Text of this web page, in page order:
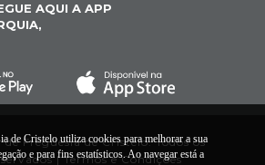
AQUI A APP
Freguesia de Cristelo. Todos os
|Termos e Condições
de Cristelo utiliza cookies para melhorar a sua
e para fins estatísticos. Ao navegar está a